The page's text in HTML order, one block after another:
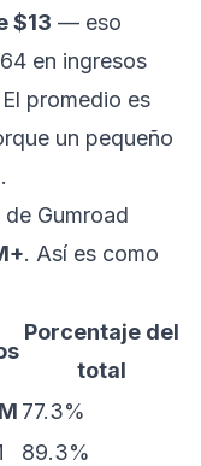
$13 — eso
en ingresos
promedio es
un pequeño
Gumroad
. Así es como
Porcentaje del
total
77.3%
89.3%